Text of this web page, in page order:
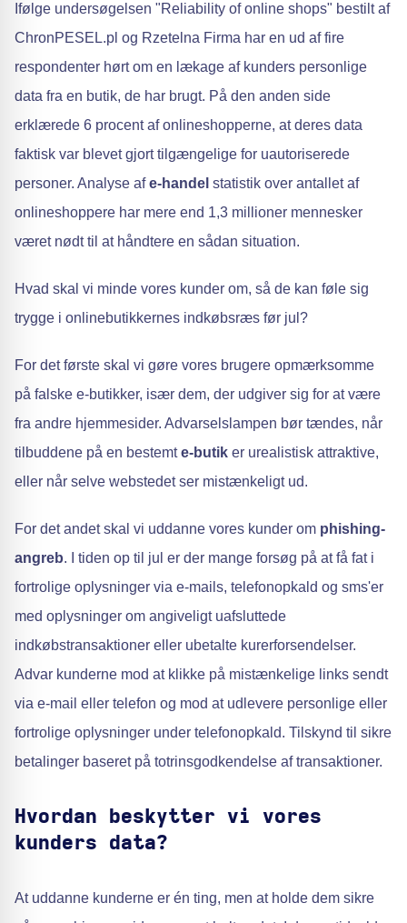
Ifølge undersøgelsen "Reliability of online shops" bestilt af
ChronPESEL.pl og Rzetelna Firma har en ud af fire
respondenter hørt om en lækage af kunders personlige
data fra en butik, de har brugt. På den anden side
erklærede 6 procent af onlineshopperne, at deres data
faktisk var blevet gjort tilgængelige for uautoriserede
personer. Analyse afe-handel statistik over antallet af
onlineshoppere har mere end 1,3 millioner mennesker
været nødt til at håndtere en sådan situation.
Hvad skal vi minde vores kunder om, så de kan føle sig
trygge i onlinebutikkernes indkøbsræs før jul?
For det første skal vi gøre vores brugere opmærksomme
på falske e-butikker, især dem, der udgiver sig for at være
fra andre hjemmesider. Advarselslampen bør tændes, når
tilbuddene på en bestemte-butik er urealistisk attraktive,
eller når selve webstedet ser mistænkeligt ud.
For det andet skal vi uddanne vores kunder om phishing-
angreb. I tiden op til jul er der mange forsøg på at få fat i
fortrolige oplysninger via e-mails, telefonopkald og sms'er
med oplysninger om angiveligt uafsluttede
indkøbstransaktioner eller ubetalte kurerforsendelser.
Advar kunderne mod at klikke på mistænkelige links sendt
via e-mail eller telefon og mod at udlevere personlige eller
fortrolige oplysninger under telefonopkald. Tilskynd til sikre
betalinger baseret på totrinsgodkendelse af transaktioner.
Hvordan beskytter vi vores
kunders data?
At uddanne kunderne er én ting, men at holde dem sikre